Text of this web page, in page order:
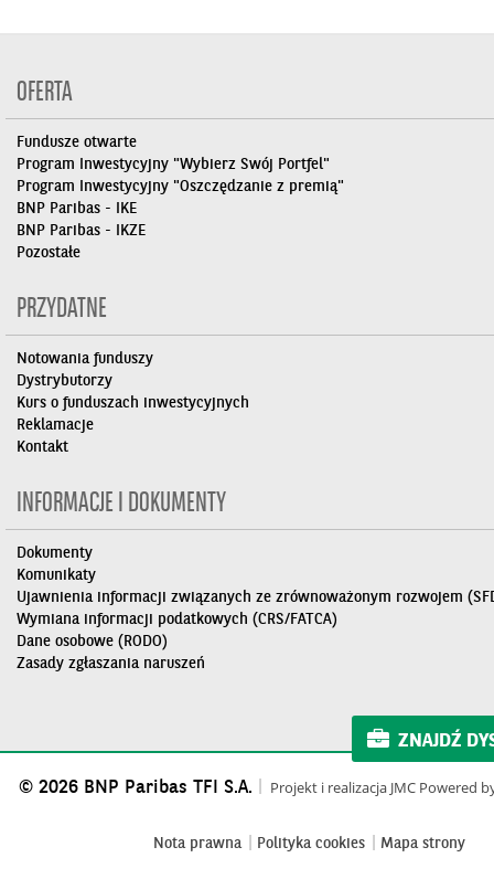
OFERTA
Fundusze otwarte
Program Inwestycyjny "Wybierz Swój Portfel"
Program Inwestycyjny "Oszczędzanie z premią"
BNP Paribas - IKE
BNP Paribas - IKZE
Pozostałe
PRZYDATNE
Notowania funduszy
Dystrybutorzy
Kurs o funduszach inwestycyjnych
Reklamacje
Kontakt
INFORMACJE I DOKUMENTY
Dokumenty
Komunikaty
Ujawnienia informacji związanych ze zrównoważonym rozwojem
Wymiana informacji podatkowych (CRS/FATCA)
Dane osobowe (RODO)
Zasady zgłaszania naruszeń
ZNAJDŹ
© 2026 BNP Paribas TFI S.A.
Projekt i realizacja JMC Powered
Nota prawna Polityka cookies Mapa strony